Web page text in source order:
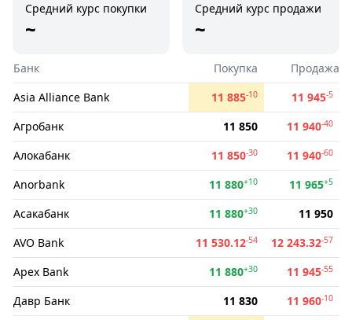
Средний курс покупки
~
Средний курс продажи
~
Банк Покупка
Продажа
Asia Alliance Bank
11 885-10 11 945-5
Агробанк 11 850 11 940-40
Алокабанк 11 850-30 11 940-60
Anorbank 11 880+10 11 965+5
Асакабанк 11 880+30
11 950
AVO Bank
11 530.12-54 12 243.32-57
Apex Bank 11 880+30 11 945-55
Давр Банк 11 830 11 960-10